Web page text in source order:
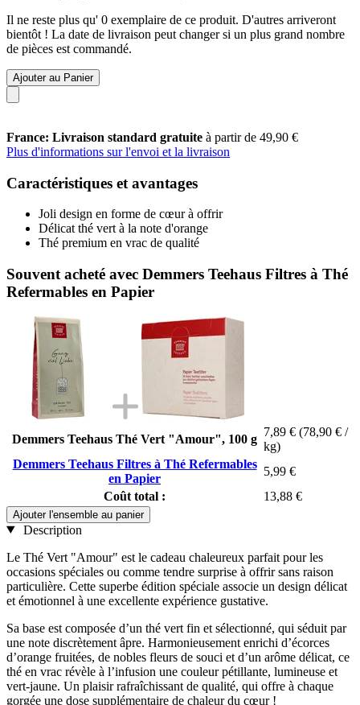
Il ne reste plus qu' 0 exemplaire de ce produit. D'autres arriveront
bientôt ! La date de livraison peut changer si un plus grand nombre
de pièces est commandé.
Ajouter au Panier
France: Livraison standard gratuite à partir de 49,90 €
Plus d'informations sur l'envoi et la livraison
Caractéristiques et avantages
Joli design en forme de cœur à offrir
Délicat thé vert à la note d'orange
Thé premium en vrac de qualité
Souvent acheté avec Demmers Teehaus Filtres à Thé
Refermables en Papier
Demmers Teehaus Thé Vert "Amour", 100 g
7,89 € (78,90 € /
kg)
Demmers Teehaus Filtres à Thé Refermables
en Papier
5,99 €
Coût total :
13,88 €
Ajouter l'ensemble au panier
Description
Le Thé Vert "Amour" est le cadeau chaleureux parfait pour les
occasions spéciales ou comme tendre surprise à offrir sans raison
particulière. Cette superbe édition spéciale associe un design délicat
et émotionnel à une excellente expérience gustative.
Sa base est composée d’un thé vert fin et sélectionné, qui séduit par
une note discrètement âpre. Harmonieusement enrichi d’écorces
d’orange fruitées, de nobles fleurs de souci et d’un arôme délicat, ce
thé en vrac révèle à l’infusion une couleur pétillante, lumineuse et
vert-jaune. Un plaisir rafraîchissant de qualité, qui offre à chaque
gorgée une dose supplémentaire de chaleur du cœur !